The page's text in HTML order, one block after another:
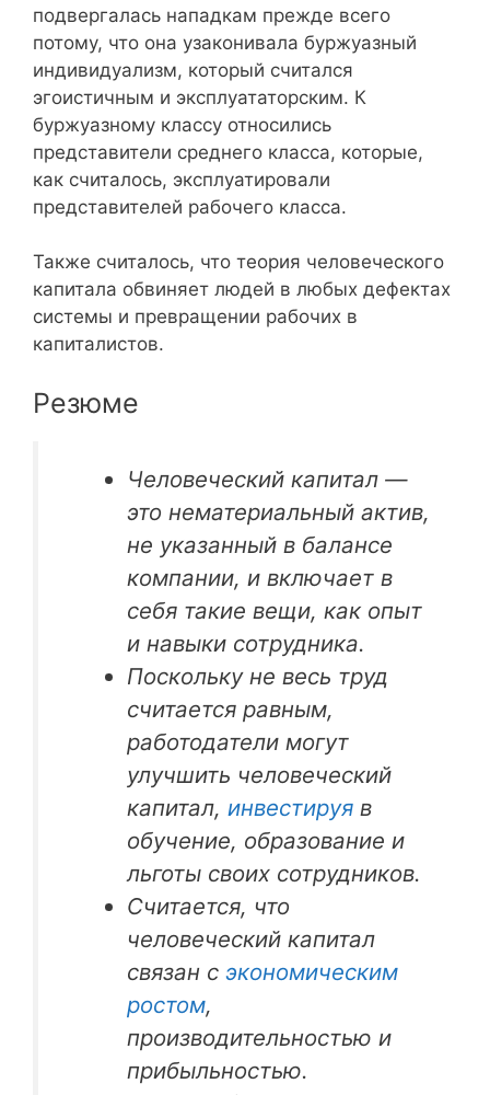
подвергалась нападкам прежде всего
потому, что она узаконивала буржуазный
индивидуализм, который считался
эгоистичным и эксплуататорским. К
буржуазному классу относились
представители среднего класса, которые,
как считалось, эксплуатировали
представителей рабочего класса.
Также считалось, что теория человеческого
капитала обвиняет людей в любых дефектах
системы и превращении рабочих в
капиталистов.
Резюме
Человеческий капитал —
это нематериальный актив,
не указанный в балансе
компании, и включает в
себя такие вещи, как опыт
и навыки сотрудника.
Поскольку не весь труд
считается равным,
работодатели могут
улучшить человеческий
капитал,инвестируя в
обучение, образование и
льготы своих сотрудников.
Считается, что
человеческий капитал
связан сэкономическим
ростом,
производительностью и
прибыльностью.